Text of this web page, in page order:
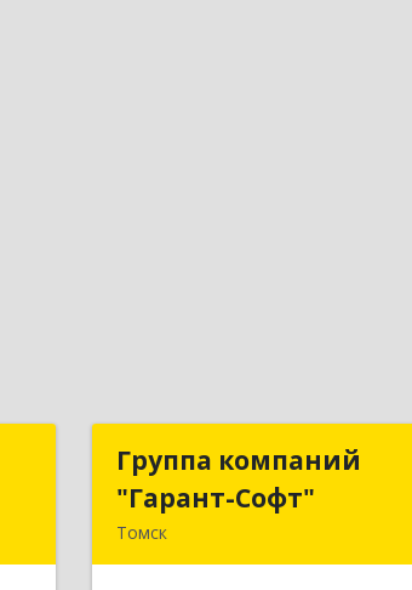
Группа компаний
"Гарант-Софт"
Томск
Группа
"Гарант-